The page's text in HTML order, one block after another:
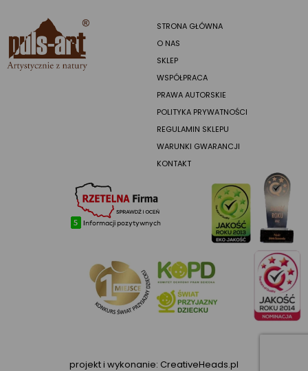
STRONA GŁÓWNA
O NAS
SKLEP
WSPÓŁPRACA
PRAWA AUTORSKIE
POLITYKA PRYWATNOŚCI
REGULAMIN SKLEPU
WARUNKI GWARANCJI
KONTAKT
projekt i wykonanie: CreativeHeads.pl